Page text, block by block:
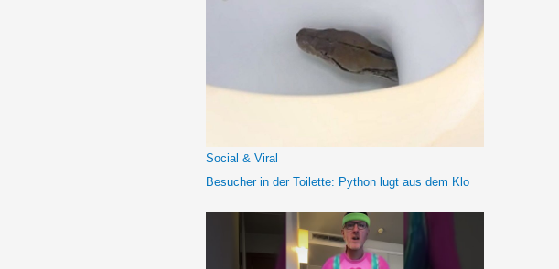
h
Social & Viral
Besucher in der Toilette: Python lugt aus dem Klo